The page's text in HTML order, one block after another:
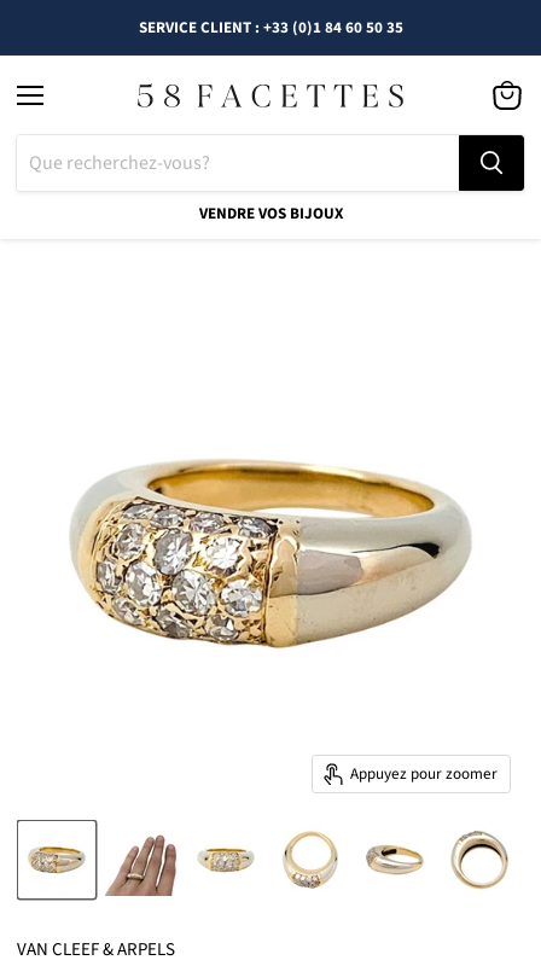
SERVICE CLIENT : +33 (0)1 84 60 50 35
VENDRE VOS BIJOUX
le
panier
Appuyez pour zoomer
VAN CLEEF & ARPELS